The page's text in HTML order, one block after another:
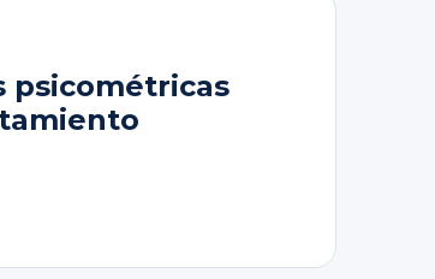
psicométricas